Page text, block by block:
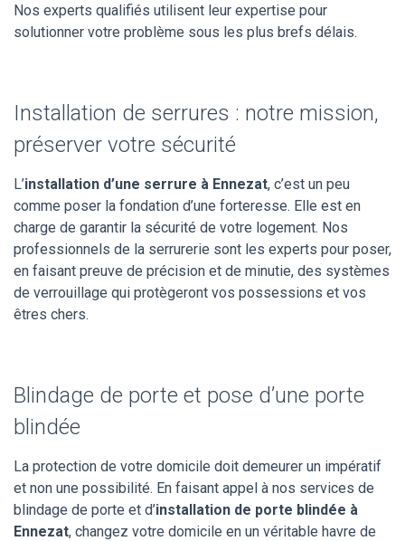
Nos experts qualifiés utilisent leur expertise pour
solutionner votre problème sous les plus brefs délais.
Installation de serrures : notre mission,
préserver votre sécurité
L’installation d’une serrure à Ennezat, c’est un peu
comme poser la fondation d’une forteresse. Elle est en
charge de garantir la sécurité de votre logement. Nos
professionnels de la serrurerie sont les experts pour poser,
en faisant preuve de précision et de minutie, des systèmes
de verrouillage qui protègeront vos possessions et vos
êtres chers.
Blindage de porte et pose d’une porte
blindée
La protection de votre domicile doit demeurer un impératif
et non une possibilité. En faisant appel à nos services de
blindage de porte et d’installation de porte blindée à
Ennezat, changez votre domicile en un véritable havre de